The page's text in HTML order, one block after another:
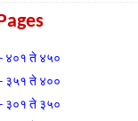
४०१ ते ४५०
३५१ ते ४००
३०१ ते ३५०